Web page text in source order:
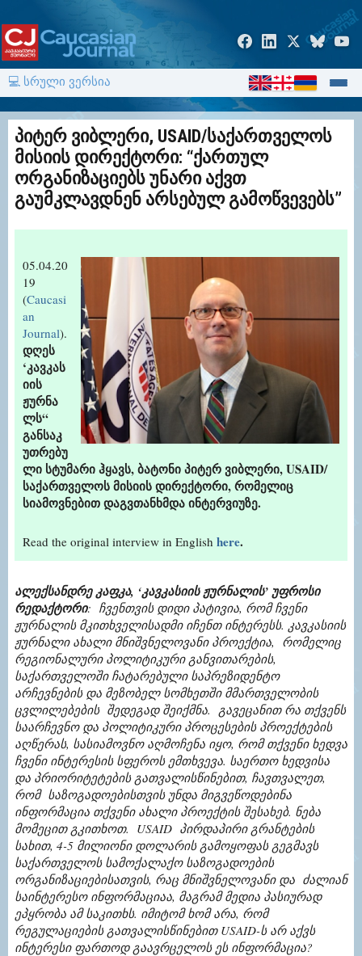
💻 სრული ვერსია
პიტერ ვიბლერი, USAID/საქართველოს
მისიის დირექტორი: “ქართულ
ორგანიზაციებს უნარი აქვთ
გაუმკლავდნენ არსებულ გამოწვევებს”
05.04.20
19
(Caucasi
an
Journal).
დღეს
‘კავკას
იის
ჟურნა
ლს“
განსაკ
უთრებუ
ლი სტუმარი ჰყავს, ბატონი პიტერ ვიბლერი, USAID/
საქართველოს მისიის დირექტორი, რომელიც
სიამოვნებით დაგვთანხმდა ინტერვიუზე.
Read the original interview in English here.
ალექსანდრეკაფკა, ‘კავკასიისჟურნალის’უფროსი
რედაქტორი: ჩვენთვის დიდი პატივია, რომ ჩვენი
ჟურნალის მკითხველისადმი იჩენთ ინტერესს. კავკასიის
ჟურნალი ახალი მნიშვნელოვანი პროექტია, რომელიც
რეგიონალური პოლიტიკური განვითარების,
საქართველოში ჩატარებული საპრეზიდენტო
არჩევნების და მეზობელ სომხეთში მმართველობის
ცვლილებების შედეგად შეიქმნა. გავეცანით რა თქვენს
საარჩევნო და პოლიტიკური პროცესების პროექტების
აღწერას, სასიამოვნო აღმოჩენა იყო, რომ თქვენი ხედვა
ჩვენი ინტერესის სფეროს ემთხვევა. საერთო ხედვისა
და პრიორიტეტების გათვალისწინებით, ჩავთვალეთ,
რომ საზოგადოებისთვის უნდა მიგვეწოდებინა
ინფორმაცია თქვენი ახალი პროექტის შესახებ. ნება
მომეცით გკითხოთ. USAID პირდაპირი გრანტების
სახით, 4-5 მილიონი დოლარის გამოყოფას გეგმავს
საქართველოს სამოქალაქო საზოგადოების
ორგანიზაციებისათვის, რაც მნიშვნელოვანი და ძალიან
საინტერესო ინფორმაციაა, მაგრამ მედია პასიურად
ეპყრობა ამ საკითხს. იმიტომ ხომ არა, რომ
რეგულაციების გათვალისწინებითUSAID-ს არ აქვს
ინტერესი ფართოდ გაავრცელოს ეს ინფორმაცია?